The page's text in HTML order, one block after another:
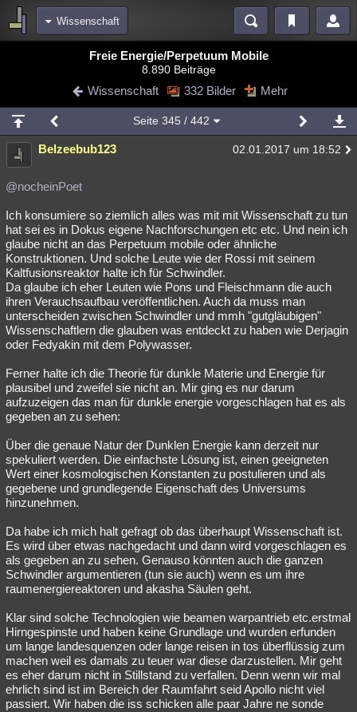
Wissenschaft
Blogs Videos
Chat Wiki Neuigkeiten
meine Rubriken
Menschen Wissenschaft Mystery Kriminalfälle
Spiritualität
Natur Umfragen Unterhaltung
weitere Rubriken
Philosophie Träume Orte Esoterik Literatur
Astronomie Helpdesk Gruppen Gaming Filme
Musik Clash Verbesserungen Allmystery English
Übersichten
Besucht Teilgenommen Alle Neue Geschlossen
Lesenswert Schlüsselwörter
Freie Energie/Perpetuum Mobile
8.890 Beiträge
Wissenschaft 332 Bilder Mehr
Seite 345 / 442
Belzeebub123 02.01.2017 um 18:52
@nocheinPoet
Ich konsumiere so ziemlich alles was mit mit Wissenschaft zu tun
hat sei es in Dokus eigene Nachforschungen etc etc. Und nein ich
glaube nicht an das Perpetuum mobile oder ähnliche
Konstruktionen. Und solche Leute wie der Rossi mit seinem
Kaltfusionsreaktor halte ich für Schwindler.
Da glaube ich eher Leuten wie Pons und Fleischmann die auch
ihren Verauchsaufbau veröffentlichen. Auch da muss man
unterscheiden zwischen Schwindler und mmh "gutgläubigen"
Wissenschaftlern die glauben was entdeckt zu haben wie Derjagin
oder Fedyakin mit dem Polywasser.
Ferner halte ich die Theorie für dunkle Materie und Energie für
plausibel und zweifel sie nicht an. Mir ging es nur darum
aufzuzeigen das man für dunkle energie vorgeschlagen hat es als
gegeben an zu sehen:
Über die genaue Natur der Dunklen Energie kann derzeit nur
spekuliert werden. Die einfachste Lösung ist, einen geeigneten
Wert einer kosmologischen Konstanten zu postulieren und als
gegebene und grundlegende Eigenschaft des Universums
hinzunehmen.
Da habe ich mich halt gefragt ob das überhaupt Wissenschaft ist.
Es wird über etwas nachgedacht und dann wird vorgeschlagen es
als gegeben an zu sehen. Genauso könnten auch die ganzen
Schwindler argumentieren (tun sie auch) wenn es um ihre
raumenergiereaktoren und akasha Säulen geht.
Klar sind solche Technologien wie beamen warpantrieb etc.erstmal
Hirngespinste und haben keine Grundlage und wurden erfunden
um lange landesquenzen oder lange reisen in tos überflüssig zum
machen weil es damals zu teuer war diese darzustellen. Mir geht
es eher darum nicht in Stillstand zu verfallen. Denn wenn wir mal
ehrlich sind ist im Bereich der Raumfahrt seid Apollo nicht viel
passiert. Wir haben die iss schicken alle paar Jahre ne sonde